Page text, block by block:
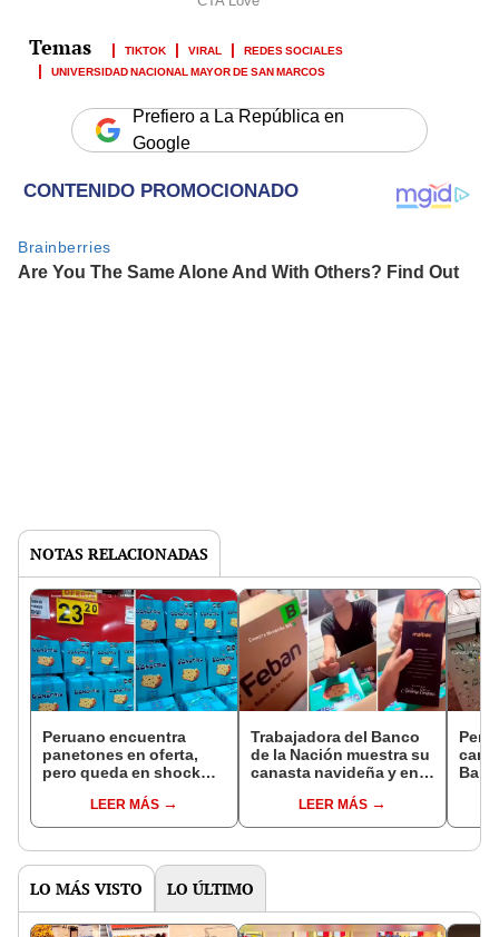
TIKTOK VIRAL
REDES SOCIALES
UNIVERSIDAD NACIONAL MAYOR DE SAN MARCOS
Prefiero a La República en
Google
NOTAS RELACIONADAS
Peruano encuentra
panetones en oferta,
pero queda en shock
vencimiento: "No llega a
Navidad"
LEER MÁS
Trabajadora del Banco
de la Nación muestra su
canasta navideña y en
Huancayo es
insuperable”
LEER MÁS
LO MÁS VISTO LO ÚLTIMO